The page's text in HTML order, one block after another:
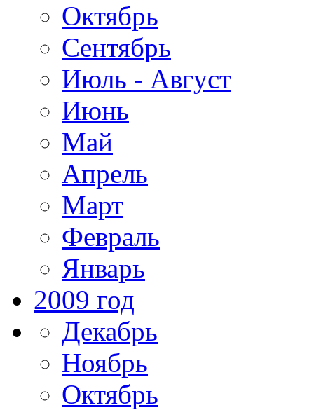
Октябрь
Сентябрь
Июль - Август
Июнь
Май
Апрель
Март
Февраль
Январь
2009 год
Декабрь
Ноябрь
Октябрь